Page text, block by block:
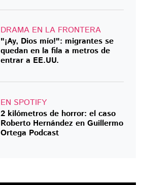
DRAMA EN LA FRONTERA
"¡Ay, Dios mío!": migrantes se
quedan en la fila a metros de
entrar a EE.UU.
EN SPOTIFY
2 kilómetros de horror: el caso
Roberto Hernández en Guillermo
Ortega Podcast